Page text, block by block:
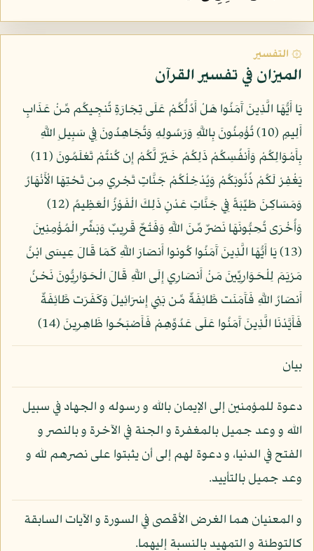
۞ التفسير
الميزان في تفسير القرآن
يَا أَيُّهَا الَّذِينَ آَمَنُوا هَلْ أَدُلُّكُمْ عَلَى تِجَارَةٍ تُنجِيكُم مِّنْ عَذَابٍ
أَلِيمٍ (10) تُؤْمِنُونَ بِاللَّهِ وَرَسُولِهِ وَتُجَاهِدُونَ فِي سَبِيلِ اللَّهِ
بِأَمْوَالِكُمْ وَأَنفُسِكُمْ ذَلِكُمْ خَيْرٌ لَّكُمْ إِن كُنتُمْ تَعْلَمُونَ (11)
يَغْفِرْ لَكُمْ ذُنُوبَكُمْ وَيُدْخِلْكُمْ جَنَّاتٍ تَجْرِي مِن تَحْتِهَا الْأَنْهَارُ
وَمَسَاكِنَ طَيِّبَةً فِي جَنَّاتِ عَدْنٍ ذَلِكَ الْفَوْزُ الْعَظِيمُ (12)
وَأُخْرَى تُحِبُّونَهَا نَصْرٌ مِّنَ اللَّهِ وَفَتْحٌ قَرِيبٌ وَبَشِّرِ الْمُؤْمِنِينَ
(13) يَا أَيُّهَا الَّذِينَ آَمَنُوا كُونوا أَنصَارَ اللَّهِ كَمَا قَالَ عِيسَى ابْنُ
مَرْيَمَ لِلْحَوَارِيِّينَ مَنْ أَنصَارِي إِلَى اللَّهِ قَالَ الْحَوَارِيُّونَ نَحْنُ
أَنصَارُ اللَّهِ فَآَمَنَت طَّائِفَةٌ مِّن بَنِي إِسْرَائِيلَ وَكَفَرَت طَّائِفَةٌ
فَأَيَّدْنَا الَّذِينَ آَمَنُوا عَلَى عَدُوِّهِمْ فَأَصْبَحُوا ظَاهِرِينَ (14)
بيان
دعوة للمؤمنين إلى الإيمان بالله و رسوله و الجهاد في سبيل
الله و وعد جميل بالمغفرة و الجنة في الآخرة و بالنصر و
الفتح في الدنيا، و دعوة لهم إلى أن يثبتوا على نصرهم لله و
وعد جميل بالتأييد.
و المعنيان هما الغرض الأقصى في السورة و الآيات السابقة
كالتوطئة و التمهيد بالنسبة إليهما.